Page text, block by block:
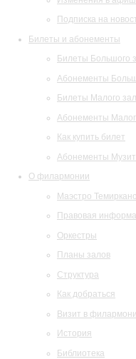
Подписка на
Билеты и абонементы
Билеты Большого
Абонементы
Билеты Малого
Абонементы
Как купить билет
Абонементы
О филармонии
Маэстро
Правовая
Оркестры
Планы залов
Структура
Как добраться
Визит в
История
Библиотека